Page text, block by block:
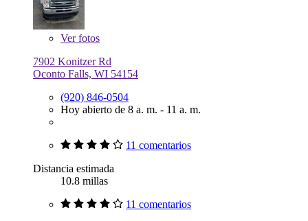
Verfotos
7902 Konitzer Rd
Oconto Falls, WI 54154
(920) 846-0504
Hoy abierto de 8 a. m. - 11 a. m.
11 comentarios
Distancia estimada
10.8 millas
11 comentarios